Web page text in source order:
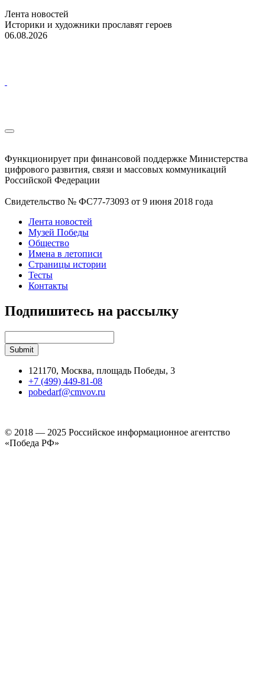
Лента новостей
Историки и художники прославят героев
06.08.2026
Функционирует при финансовой поддержке Министерства
цифрового развития, связи и массовых коммуникаций
Российской Федерации
Свидетельство № ФС77-73093 от 9 июня 2018 года
Лента новостей
Музей Победы
Общество
Имена в летописи
Страницы истории
Тесты
Контакты
Подпишитесь на рассылку
121170, Москва, площадь Победы, 3
+7 (499) 449-81-08
pobedarf@cmvov.ru
© 2018 — 2025 Российское информационное агентство
«Победа РФ»